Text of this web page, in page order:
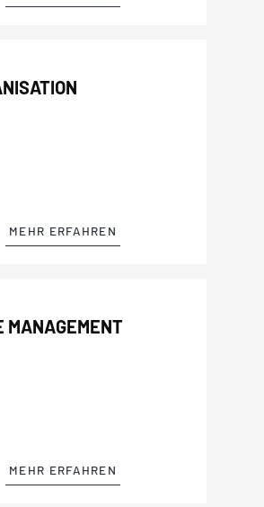
MEHR ERFAHREN
MANAGEMENT
MEHR ERFAHREN